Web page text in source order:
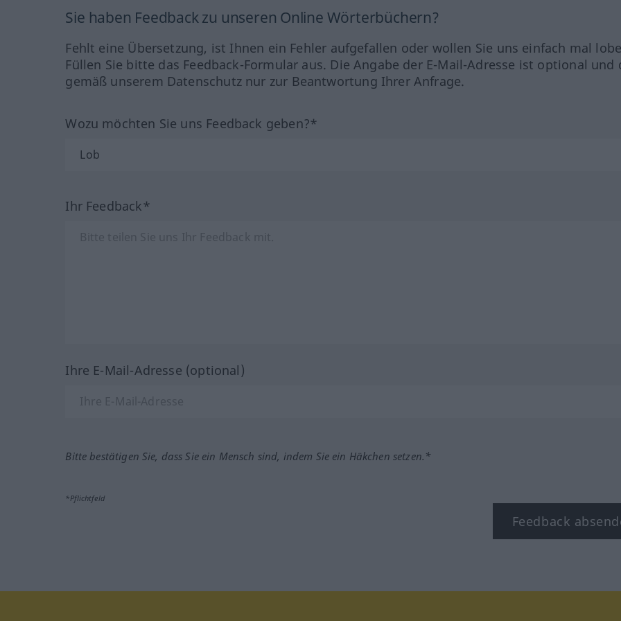
Sie haben Feedback zu unseren Online Wörterbüchern?
Fehlt eine Übersetzung, ist Ihnen ein Fehler aufgefallen oder wollen Sie uns einfach mal
Füllen Sie bitte das Feedback-Formular aus. Die Angabe der E-Mail-Adresse ist optional und
gemäß unserem Datenschutz nur zur Beantwortung Ihrer Anfrage.
Wozu möchten Sie uns Feedback geben?*
Ihr Feedback*
Ihre E-Mail-Adresse (optional)
Bitte bestätigen Sie, dass Sie ein Mensch sind, indem Sie ein Häkchen setzen.*
*Pflichtfeld
Feedback